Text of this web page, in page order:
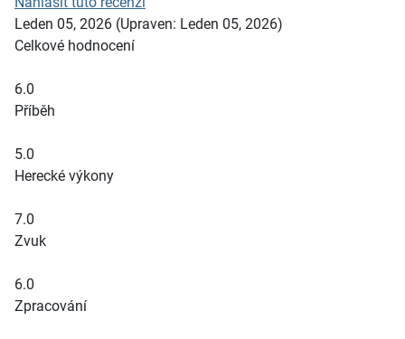
Leden 05, 2026 (Upraven: Leden 05, 2026)
Celkové hodnocení
6.0
Příběh
5.0
Herecké výkony
7.0
Zvuk
6.0
Zpracování